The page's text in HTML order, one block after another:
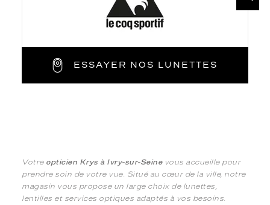
ESSAYER NOS LUNETTES
Votre opticien Krys à Ivry-sur-Seinevous accueille pour
prendre soin de votre vue. Situé au cœur de la ville, notre
magasin vous propose un large choix de lunettes,
lentilles et services optiques adaptés à vos besoins.